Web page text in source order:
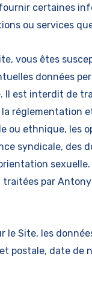
certaines
ou services
vous êtes
données
Il est interdit de
réglementation
ou ethnique, les
syndicale, des
traitées par
le Site, les
postale, date de